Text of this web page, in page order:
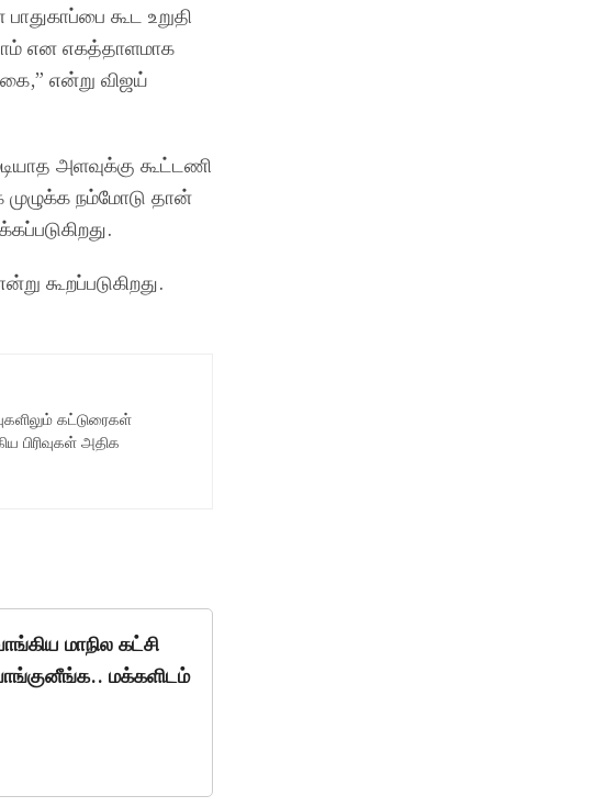
கூட உறுதி
என எகத்தாளமாக
என்று விஜய்
அளவுக்கு கூட்டணி
நம்மோடு தான்
கூறப்படுகிறது.
கட்டுரைகள்
பிரிவுகள் அதிக
மாநில கட்சி
மக்களிடம்